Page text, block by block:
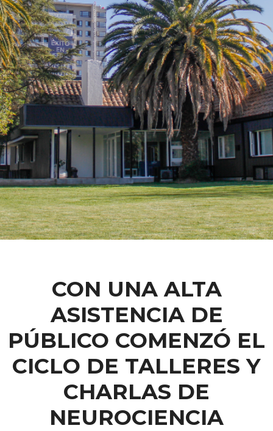
CON UNA ALTA
ASISTENCIA DE
PÚBLICO COMENZÓ EL
CICLO DE TALLERES Y
CHARLAS DE
NEUROCIENCIA